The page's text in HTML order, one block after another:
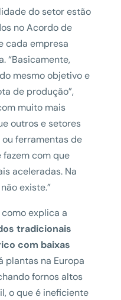
do setor estão
no Acordo de
cada empresa
“Basicamente,
mesmo objetivo e
de produção”,
muito mais
outros e setores
ferramentas de
com que
aceleradas. Na
existe.”
explica a
tradicionais
com baixas
plantas na Europa
fornos altos
o que é ineficiente